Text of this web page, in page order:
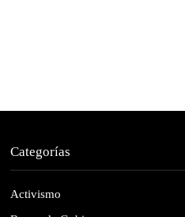
Categorías
Activismo